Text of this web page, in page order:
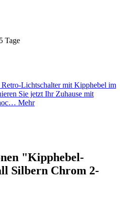
Tage
Retro-Lichtschalter mit Kipphebel im
Sie jetzt Ihr Zuhause mit
Mehr
"Kipphebel-
Silbern Chrom 2-